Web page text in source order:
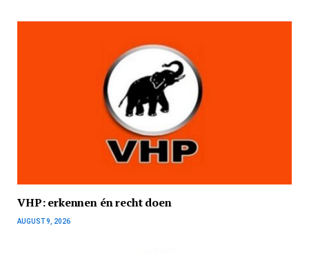
VHP: erkennen én recht doen
AUGUST 9, 2026